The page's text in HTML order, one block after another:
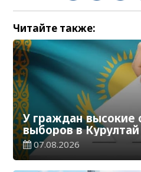
Читайте также:
У граждан высокие
выборов в
общественного
07.08.2026